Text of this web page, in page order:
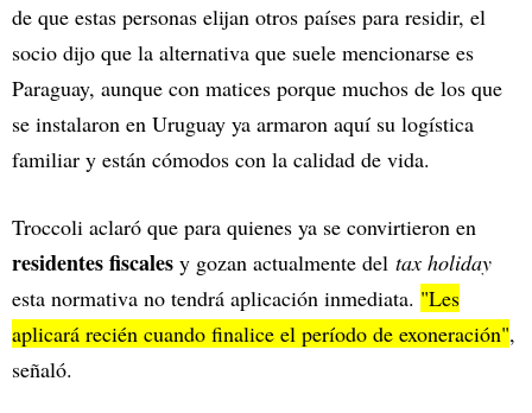
de que estas personas elijan otros países para residir, el
socio dijo que la alternativa que suele mencionarse es
Paraguay, aunque con matices porque muchos de los que
se instalaron en Uruguay ya armaron aquí su logística
familiar y están cómodos con la calidad de vida.
Troccoli aclaró que para quienes ya se convirtieron en
residentes fiscales y gozan actualmente del tax holiday
esta normativa no tendrá aplicación inmediata. "Les
aplicará recién cuando finalice el período de exoneración",
señaló.